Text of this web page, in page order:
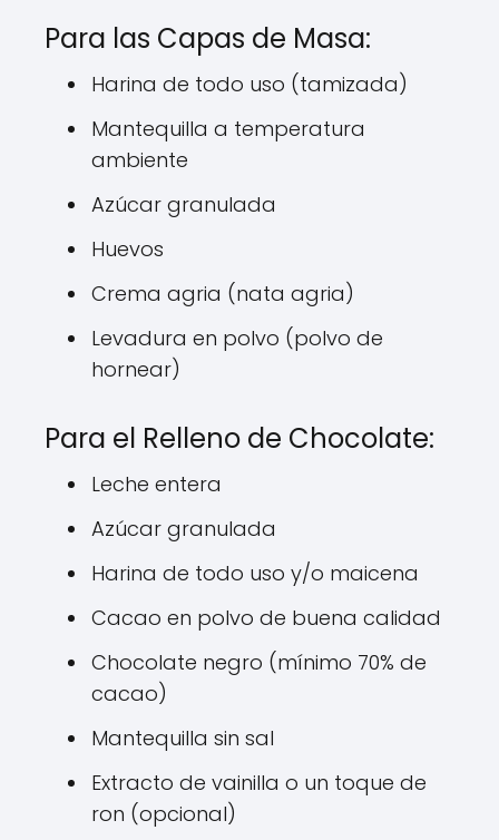
Para las Capas de Masa:
Harina de todo uso (tamizada)
Mantequilla a temperatura
ambiente
Azúcar granulada
Huevos
Crema agria (nata agria)
Levadura en polvo (polvo de
hornear)
Para el Relleno de Chocolate:
Leche entera
Azúcar granulada
Harina de todo uso y/o maicena
Cacao en polvo de buena calidad
Chocolate negro (mínimo 70% de
cacao)
Mantequilla sin sal
Extracto de vainilla o un toque de
ron (opcional)